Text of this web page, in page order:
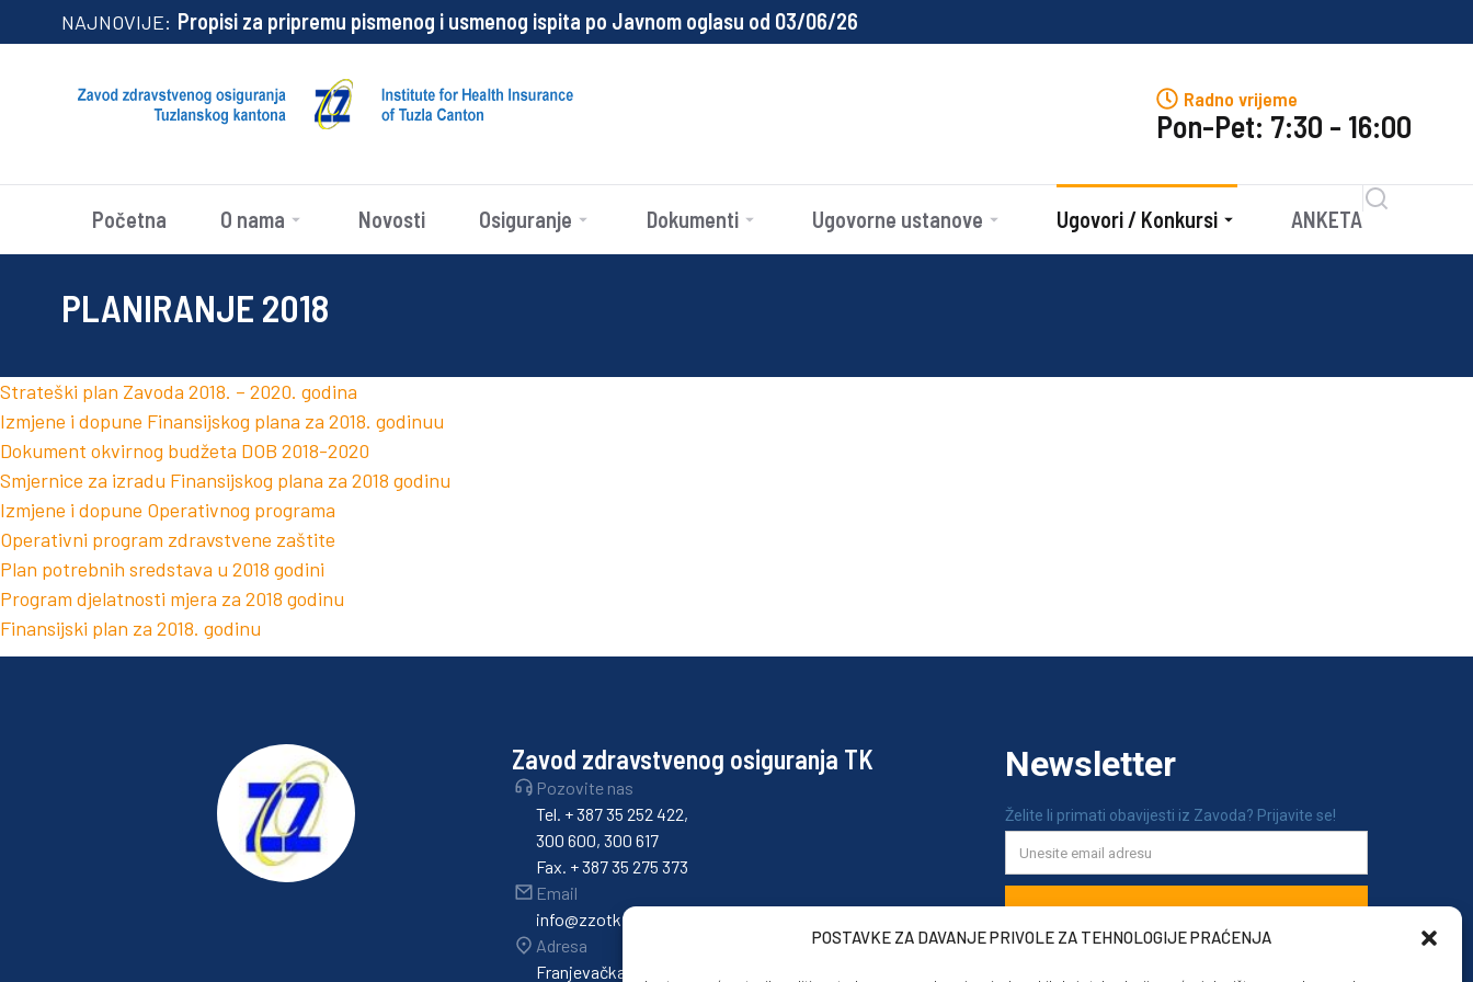
POSTAVKE ZA DAVANJE PRIVOLE ZA TEHNOLOGIJE PRAĆENJA
NAJNOVIJE: Propisi za pripremu pismenog i usmenog ispita po Javnom oglasu od 03/06/26
Radno vrijeme
Pon-Pet: 7:30 - 16:00
Početna O nama Novosti Osiguranje Dokumenti Ugovorne ustanove Ugovori / Konkursi ANKETA
PLANIRANJE 2018
Strateški plan Zavoda 2018. – 2020. godina
Izmjene i dopune Finansijskog plana za 2018. godinuu
Dokument okvirnog budžeta DOB 2018-2020
Smjernice za izradu Finansijskog plana za 2018 godinu
Izmjene i dopune Operativnog programa
Operativni program zdravstvene zaštite
Plan potrebnih sredstava u 2018 godini
Program djelatnosti mjera za 2018 godinu
Finansijski plan za 2018. godinu
Zavod zdravstvenog osiguranja TK
Pozovite nas
Tel. + 387 35 252 422,
300 600, 300 617
Fax. + 387 35 275 373
Email
info@zzotk.ba
Adresa
Franjevačka 36,